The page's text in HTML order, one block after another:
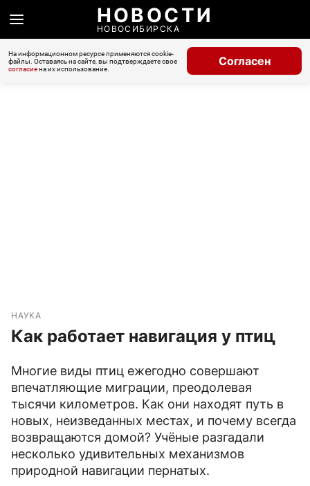
НОВОСТИ
НОВОСИБИРСКА
На информационном ресурсе применяются cookie-
файлы. Оставаясь на сайте, вы подтверждаете свое
согласиена их использование.
Согласен
НАУКА
Как работает навигация у птиц
Многие виды птиц ежегодно совершают
впечатляющие миграции, преодолевая
тысячи километров. Как они находят путь в
новых, неизведанных местах, и почему всегда
возвращаются домой? Учёные разгадали
несколько удивительных механизмов
природной навигации пернатых.